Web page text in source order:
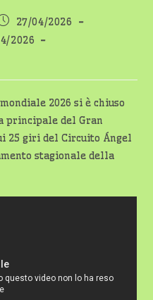
27/04/2026
2026
2026 si è chiuso
principale del Gran
25 giri del Circuito Ángel
stagionale della